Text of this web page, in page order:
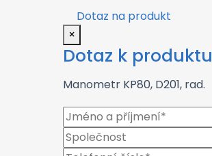
Dotaz na produkt
×
Dotaz k produktu
Manometr KP80, D201, rad.